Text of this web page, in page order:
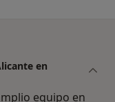
en
equipo en